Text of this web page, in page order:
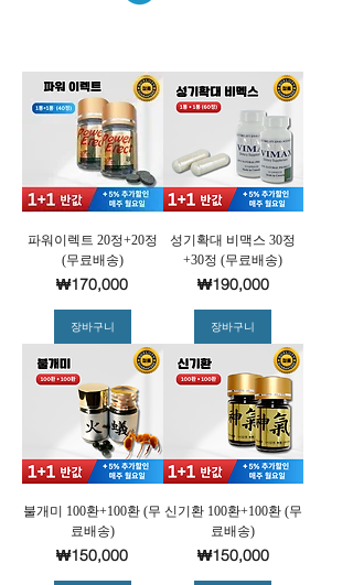
파워이렉트 20정+20정
(무료배송)
가격
₩170,000
장바구니
성기확대 비맥스 30정
+30정 (무료배송)
가격
₩190,000
장바구니
불개미 100환+100환 (무
료배송)
가격
₩150,000
신기환 100환+100환 (무
료배송)
가격
₩150,000